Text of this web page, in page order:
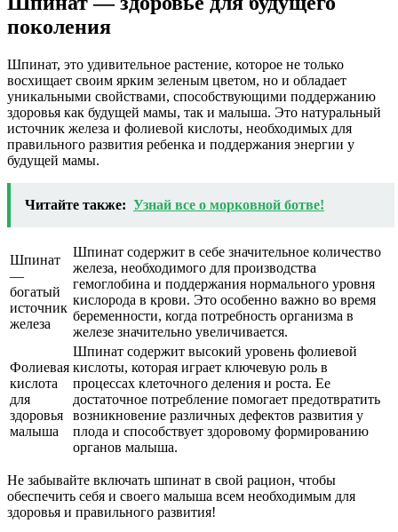
поколения
Шпинат, это удивительное растение, которое не только
восхищает своим ярким зеленым цветом, но и обладает
уникальными свойствами, способствующими поддержанию
здоровья как будущей мамы, так и малыша. Это натуральный
источник железа и фолиевой кислоты, необходимых для
правильного развития ребенка и поддержания энергии у
будущей мамы.
Читайте также: Узнай все о морковной ботве!
Шпинат
—
богатый
источник
железа
Шпинат содержит в себе значительное количество
железа, необходимого для производства
гемоглобина и поддержания нормального уровня
кислорода в крови. Это особенно важно во время
беременности, когда потребность организма в
железе значительно увеличивается.
Фолиевая
кислота
для
здоровья
малыша
Шпинат содержит высокий уровень фолиевой
кислоты, которая играет ключевую роль в
процессах клеточного деления и роста. Ее
достаточное потребление помогает предотвратить
возникновение различных дефектов развития у
плода и способствует здоровому формированию
органов малыша.
Не забывайте включать шпинат в свой рацион, чтобы
обеспечить себя и своего малыша всем необходимым для
здоровья и правильного развития!